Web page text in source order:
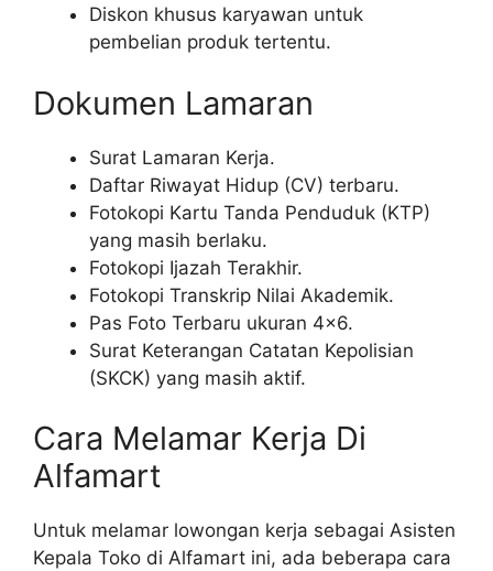
Diskon khusus karyawan untuk
pembelian produk tertentu.
Dokumen Lamaran
Surat Lamaran Kerja.
Daftar Riwayat Hidup (CV) terbaru.
Fotokopi Kartu Tanda Penduduk (KTP)
yang masih berlaku.
Fotokopi Ijazah Terakhir.
Fotokopi Transkrip Nilai Akademik.
Pas Foto Terbaru ukuran 4×6.
Surat Keterangan Catatan Kepolisian
(SKCK) yang masih aktif.
Cara Melamar Kerja Di
Alfamart
Untuk melamar lowongan kerja sebagai Asisten
Kepala Toko di Alfamart ini, ada beberapa cara